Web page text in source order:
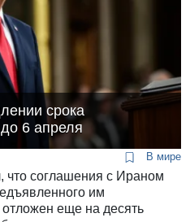
срока
6 апреля
В мире
соглашения с Ираном
им
отложен еще на десять